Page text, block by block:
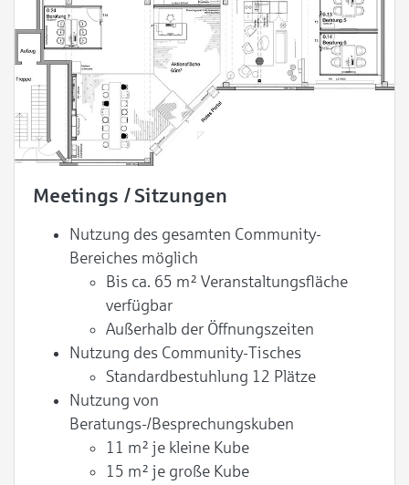
Meetings / Sitzungen
Nutzung des gesamten Community-
Bereiches möglich
Bis ca. 65 m² Veranstaltungsfläche
verfügbar
Außerhalb der Öffnungszeiten
Nutzung des Community-Tisches
Standardbestuhlung 12 Plätze
Nutzung von
Beratungs-/Besprechungskuben
11 m² je kleine Kube
15 m² je große Kube